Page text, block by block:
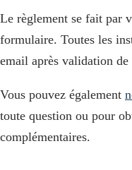
Le règlement se fait par
formulaire. Toutes les
email après validation de
Vous pouvez également
toute question ou pour
complémentaires.